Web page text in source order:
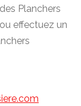
Planchers
effectuez un